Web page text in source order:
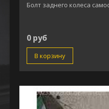
Болт заднего колеса
0 руб
В корзину